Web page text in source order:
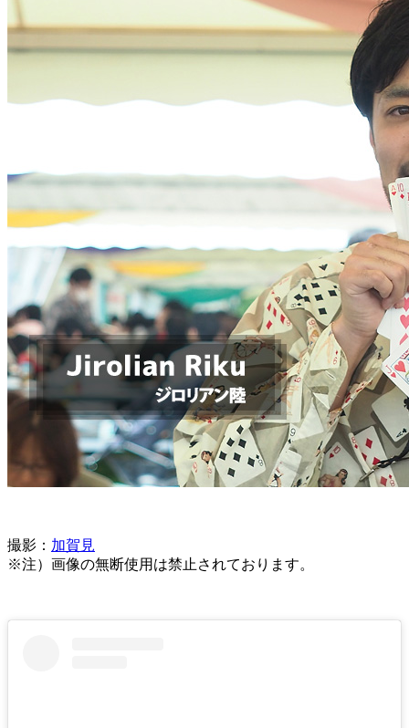
撮影： 加賀見
※注）画像の無断使用は禁止されております。